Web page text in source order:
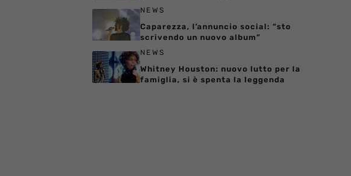
NEWS
Caparezza, l’annuncio social: “sto
scrivendo un nuovo album”
NEWS
Whitney Houston: nuovo lutto per la
famiglia, si è spenta la leggenda